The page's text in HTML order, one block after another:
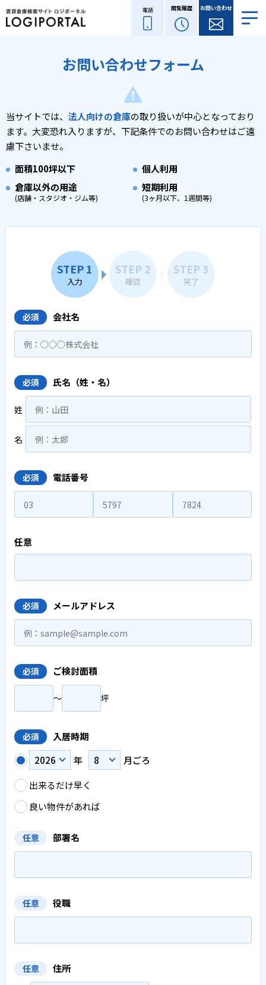
電話 閲覧履歴 お問い合わせ
お問い合わせフォーム
当サイトでは、 法人向けの倉庫の取り扱いが中心となっており
ます。 大変恐れ入りますが、下記条件でのお問い合わせはご遠
慮下さいませ。
面積100坪以下
個人利用
倉庫以外の用途
(店舗・スタジオ・ジム等)
短期利用
(3ヶ月以下、1週間等)
STEP 1
入力
STEP 2
確認
STEP 3
完了
必須 会社名
必須 氏名（姓・名）
姓
名
必須 電話番号
任意
必須 メールアドレス
必須 ご検討面積
〜 坪
必須
入居時期
年
月ごろ
出来るだけ早く
良い物件があれば
任意 部署名
任意 役職
任意 住所